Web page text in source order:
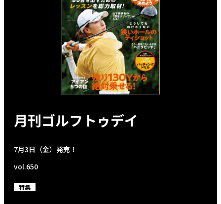
月刊ゴルフトゥデイ
7月3日（金）発売！
vol.650
特集